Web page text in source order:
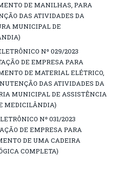
DE MANILHAS, PARA
DAS ATIVIDADES DA
MUNICIPAL DE
Nº 029/2023
DE EMPRESA PARA
DE MATERIAL ELÉTRICO,
DAS ATIVIDADES DA
MUNICIPAL DE ASSISTÊNCIA
MEDICILÂNDIA)
Nº 031/2023
DE EMPRESA PARA
DE UMA CADEIRA
COMPLETA)